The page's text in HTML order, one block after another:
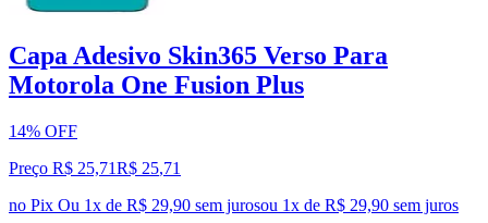
Capa Adesivo Skin365 Verso Para
Motorola One Fusion Plus
14% OFF
Preço R$ 25,71R$ 25,71
no Pix Ou 1x de R$ 29,90 sem jurosou 1x de R$ 29,90 sem juros